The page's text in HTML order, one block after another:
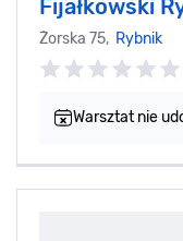
Fijałkowski
Żorska 75, Rybnik
Warsztat nie